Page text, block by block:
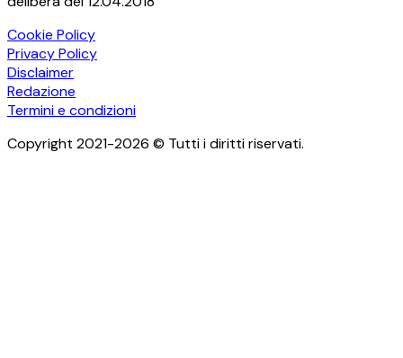
Cookie Policy
Privacy Policy
Disclaimer
Redazione
Termini e condizioni
Copyright 2021-2026 © Tutti i diritti riservati.